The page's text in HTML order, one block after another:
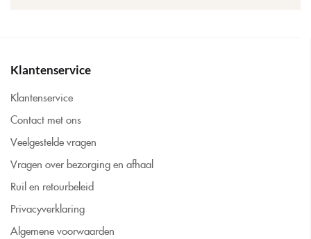
Klantenservice
Klantenservice
Contact met ons
Veelgestelde vragen
Vragen over bezorging en afhaal
Ruil en retourbeleid
Privacyverklaring
Algemene voorwaarden